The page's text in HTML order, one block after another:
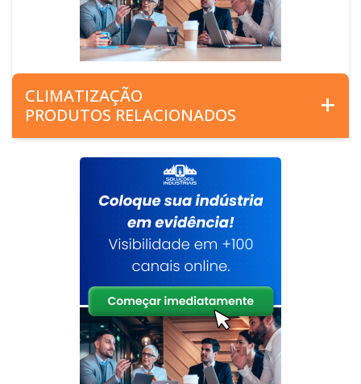
CLIMATIZAÇÃO
PRODUTOS RELACIONADOS